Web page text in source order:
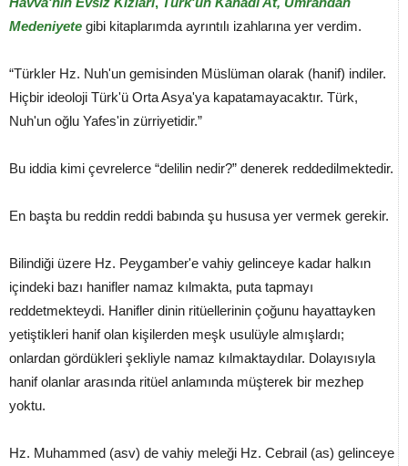
Medeniyete gibi kitaplarımda ayrıntılı izahlarına yer verdim.
“Türkler Hz. Nuh'un gemisinden Müslüman olarak (hanif) indiler.
Hiçbir ideoloji Türk'ü Orta Asya'ya kapatamayacaktır. Türk,
Nuh'un oğlu Yafes'in zürriyetidir.”
Bu iddia kimi çevrelerce “delilin nedir?” denerek reddedilmektedir.
En başta bu reddin reddi babında şu hususa yer vermek gerekir.
Bilindiği üzere Hz. Peygamber'e vahiy gelinceye kadar halkın
içindeki bazı hanifler namaz kılmakta, puta tapmayı
reddetmekteydi. Hanifler dinin ritüellerinin çoğunu hayattayken
yetiştikleri hanif olan kişilerden meşk usulüyle almışlardı;
onlardan gördükleri şekliyle namaz kılmaktaydılar. Dolayısıyla
hanif olanlar arasında ritüel anlamında müşterek bir mezhep
yoktu.
Hz. Muhammed (asv) de vahiy meleği Hz. Cebrail (as) gelinceye